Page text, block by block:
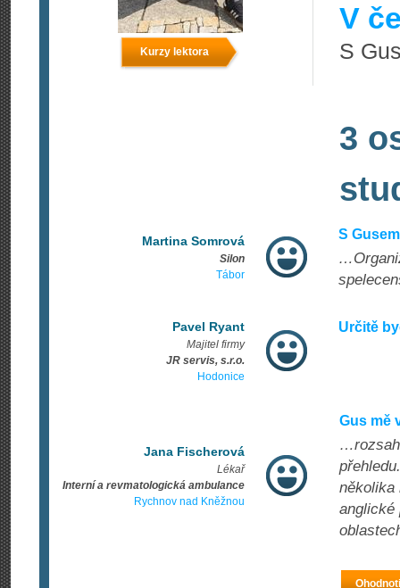
Kurzy lektora
V
S
3
Martina Somrová
Silon
Tábor
S
Pavel Ryant
Majitel firmy
JR servis, s.r.o.
Hodonice
Určitě
Jana Fischerová
Lékař
Interní a revmatologická ambulance
Rychnov nad Kněžnou
Gus mě
několika
anglické